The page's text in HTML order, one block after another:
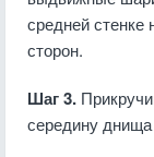
средней
сторон.
Шаг 3.
середину